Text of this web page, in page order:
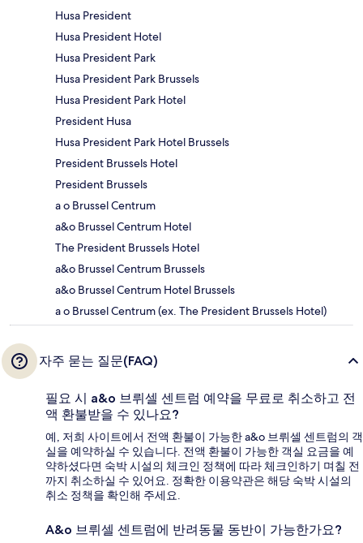
Husa President
Husa President Hotel
Husa President Park
Husa President Park Brussels
Husa President Park Hotel
President Husa
Husa President Park Hotel Brussels
President Brussels Hotel
President Brussels
a o Brussel Centrum
a&o Brussel Centrum Hotel
The President Brussels Hotel
a&o Brussel Centrum Brussels
a&o Brussel Centrum Hotel Brussels
a o Brussel Centrum (ex. The President Brussels Hotel)
자주 묻는 질문(FAQ)
필요 시 a&o 브뤼셀 센트럼 예약을 무료로 취소하고 전
액 환불받을 수 있나요?
예, 저희 사이트에서 전액 환불이 가능한 a&o 브뤼셀 센트럼의 객
실을 예약하실 수 있습니다. 전액 환불이 가능한 객실 요금을 예
약하셨다면 숙박 시설의 체크인 정책에 따라 체크인하기 며칠 전
까지 취소하실 수 있어요. 정확한 이용약관은 해당 숙박 시설의
취소 정책을 확인해 주세요.
A&o 브뤼셀 센트럼에 반려동물 동반이 가능한가요?